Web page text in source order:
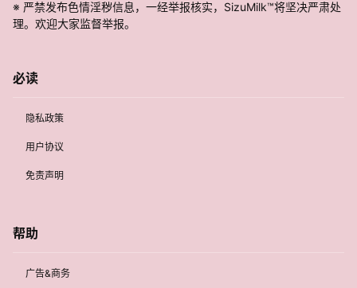
※ 严禁发布色情淫秽信息，一经举报核实，SizuMilk™将坚决严肃处
理。欢迎大家监督举报。
必读
隐私政策
用户协议
免责声明
帮助
广告&商务